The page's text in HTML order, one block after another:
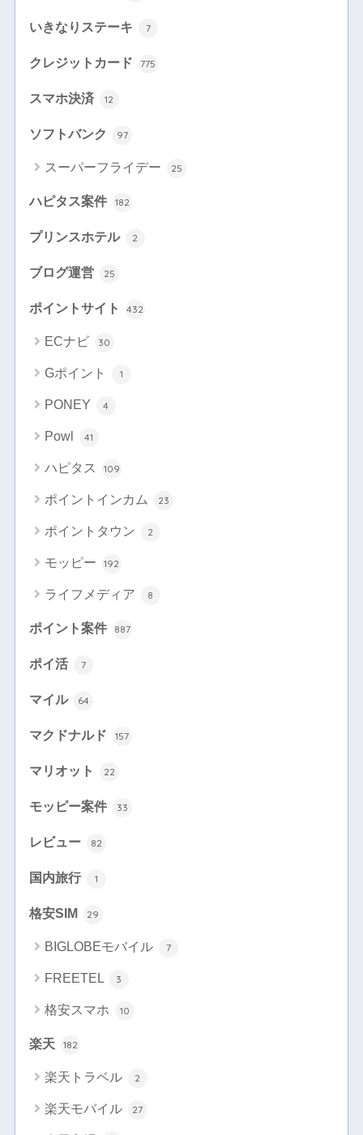
いきなりステーキ 7
クレジットカード 775
スマホ決済 12
ソフトバンク 97
スーパーフライデー 25
ハピタス案件 182
プリンスホテル 2
ブログ運営 25
ポイントサイト 432
ECナビ 30
Gポイント 1
PONEY 4
Powl 41
ハピタス 109
ポイントインカム 23
ポイントタウン 2
モッピー 192
ライフメディア 8
ポイント案件 887
ポイ活 7
マイル 64
マクドナルド 157
マリオット 22
モッピー案件 33
レビュー 82
国内旅行 1
格安SIM 29
BIGLOBEモバイル 7
FREETEL 3
格安スマホ 10
楽天 182
楽天トラベル 2
楽天モバイル 27